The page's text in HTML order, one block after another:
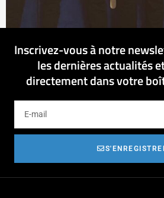
Inscrivez-vous à notre
les dernières actualités
directement dans votre